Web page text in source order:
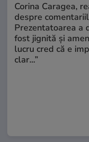
Corina Caragea,
despre
Prezentatoarea a
fost jignită și
lucru cred că e
clar...”